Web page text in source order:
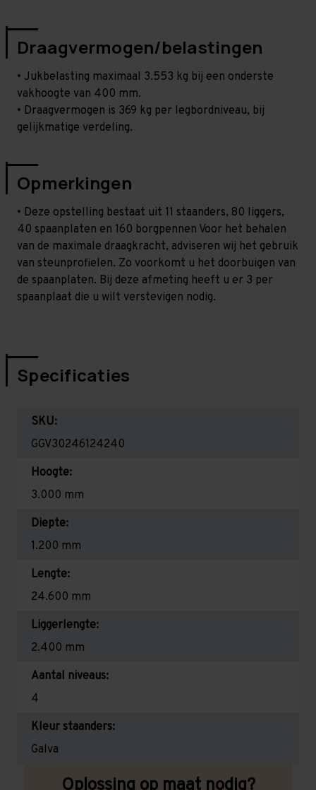
Draagvermogen/belastingen
• Jukbelasting maximaal 3.553 kg bij een onderste
vakhoogte van 400 mm.
• Draagvermogen is 369 kg per legbordniveau, bij
gelijkmatige verdeling.
Opmerkingen
• Deze opstelling bestaat uit 11 staanders, 80 liggers,
40 spaanplaten en 160 borgpennen Voor het behalen
van de maximale draagkracht, adviseren wij het gebruik
van steunprofielen. Zo voorkomt u het doorbuigen van
de spaanplaten. Bij deze afmeting heeft u er 3 per
spaanplaat die u wilt verstevigen nodig.
Specificaties
SKU:
GGV30246124240
Hoogte:
3.000 mm
Diepte:
1.200 mm
Lengte:
24.600 mm
Liggerlengte:
2.400 mm
Aantal niveaus:
4
Kleur staanders:
Galva
Oplossing op maat nodig?